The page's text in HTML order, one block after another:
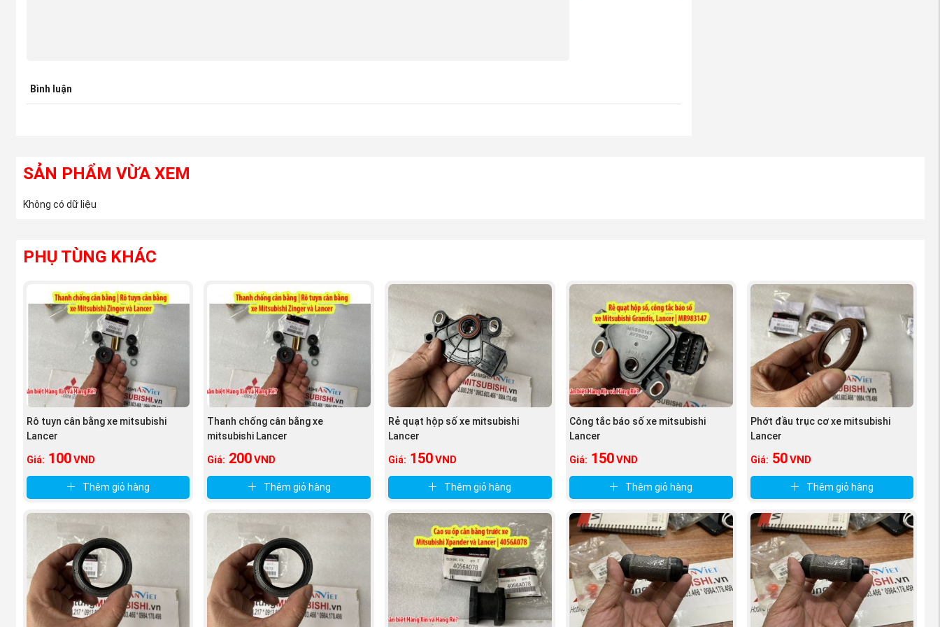
Bao bì: sản phẩm được đựng trong bầu theo tiêu chuẩn của Mitsubishi morto.
Đường nét sản phẩm sắc sảo, rõ nét. không có nhựa thừa, không trầy xước.
(Cao su chụp bụi láp xe mitsubishi Lancer nguồn PhutungMitsubishi.vn
Quyền lợi của khách hàng khi mua Cao su chụp bụi láp xe tại phụ tùng Mitsubishi An Việt:
Được tư vấn miễn phí về phụ tùng dòng xe Mitsubishi Lancer , cách phân biệt phụ tùng hàng xịn chính hãng và hàng và làm
sao để lựa chọn phụ tùng phù hợp với túi tiền một cách kinh tế nhất mà vẫn đảm bảo xe hoạt động ổn định và tốt nhất.
Quý khách hàng sẽ được mua phụ tùng chính hãng, chất lượng đảm bảo với giá cả rẻ nhất thị trường.
Quý khách hàng sẽ được giao hàng bằng đường bưu điện. Khi nhận được hàng và kiểm tra hàng hóa ok đảm bảo đúng chất
Bình luận
SẢN PHẨM VỪA XEM
Không có dữ liệu
PHỤ TÙNG KHÁC
Rô tuyn cân bằng xe mitsubishi
Lancer
Giá: 100VND
Thêm giỏ hàng
Thanh chống cân bằng xe
mitsubishi Lancer
Giá: 200VND
Thêm giỏ hàng
Rẻ quạt hộp số xe mitsubishi
Lancer
Giá: 150VND
Thêm giỏ hàng
Công tắc báo số xe mitsubishi
Lancer
Giá: 150VND
Thêm giỏ hàng
Phớt đầu trục cơ xe mitsubishi
Lancer
Giá: 50VND
Thêm giỏ hàng